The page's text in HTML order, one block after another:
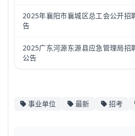
2025年襄阳市襄城区总工会公开招
告
2025广东河源东源县应急管理局招
公告
事业单位 最新 招考